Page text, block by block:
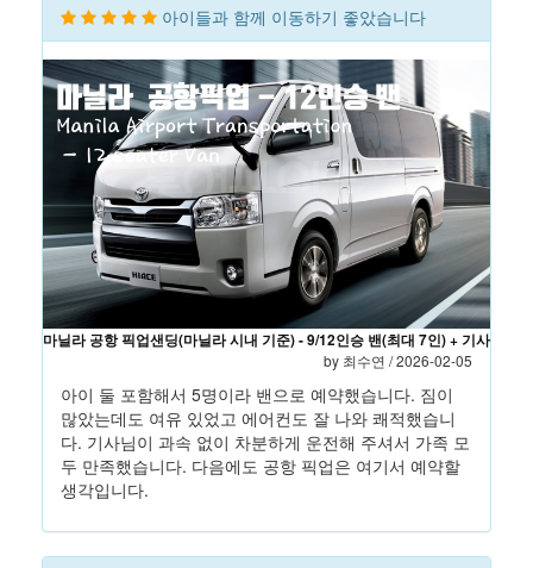
아이들과 함께 이동하기 좋았습니다
마닐라 공항 픽업샌딩(마닐라 시내 기준) - 9/12인승 밴(최대 7인) + 기사
by 최수연 / 2026-02-05
아이 둘 포함해서 5명이라 밴으로 예약했습니다. 짐이
많았는데도 여유 있었고 에어컨도 잘 나와 쾌적했습니
다. 기사님이 과속 없이 차분하게 운전해 주셔서 가족 모
두 만족했습니다. 다음에도 공항 픽업은 여기서 예약할
생각입니다.